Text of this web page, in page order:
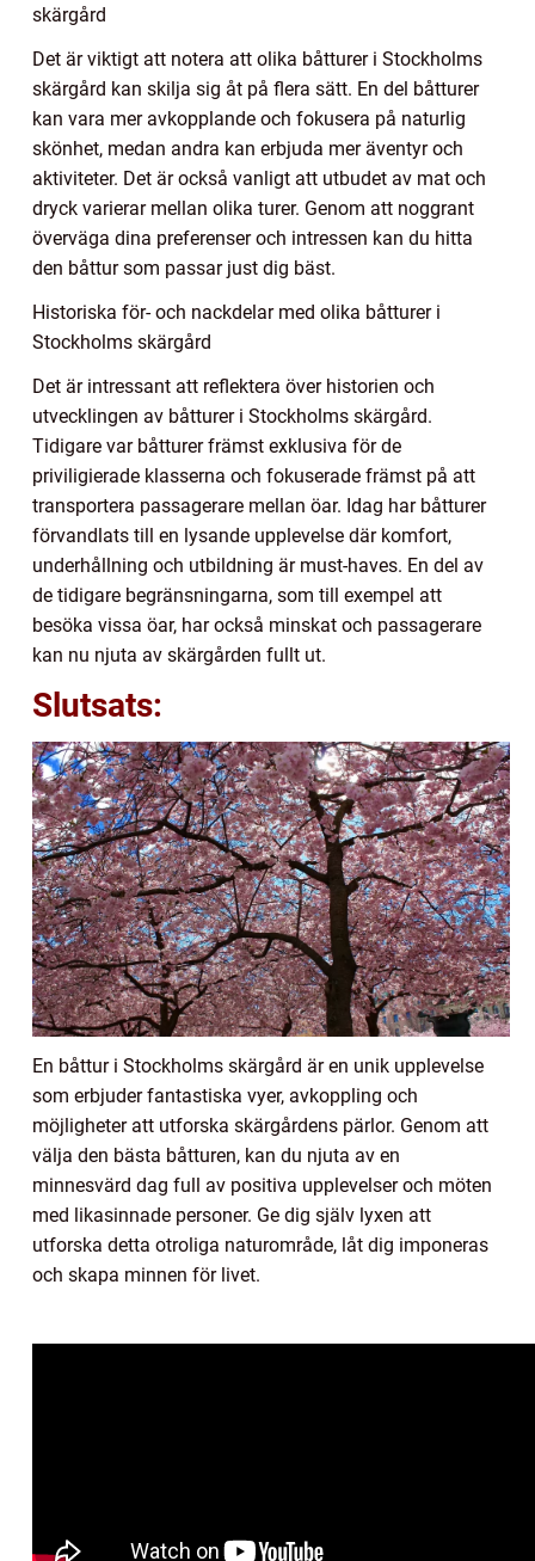
skärgård
Det är viktigt att notera att olika båtturer i Stockholms
skärgård kan skilja sig åt på flera sätt. En del båtturer
kan vara mer avkopplande och fokusera på naturlig
skönhet, medan andra kan erbjuda mer äventyr och
aktiviteter. Det är också vanligt att utbudet av mat och
dryck varierar mellan olika turer. Genom att noggrant
överväga dina preferenser och intressen kan du hitta
den båttur som passar just dig bäst.
Historiska för- och nackdelar med olika båtturer i
Stockholms skärgård
Det är intressant att reflektera över historien och
utvecklingen av båtturer i Stockholms skärgård.
Tidigare var båtturer främst exklusiva för de
priviligierade klasserna och fokuserade främst på att
transportera passagerare mellan öar. Idag har båtturer
förvandlats till en lysande upplevelse där komfort,
underhållning och utbildning är must-haves. En del av
de tidigare begränsningarna, som till exempel att
besöka vissa öar, har också minskat och passagerare
kan nu njuta av skärgården fullt ut.
Slutsats:
En båttur i Stockholms skärgård är en unik upplevelse
som erbjuder fantastiska vyer, avkoppling och
möjligheter att utforska skärgårdens pärlor. Genom att
välja den bästa båtturen, kan du njuta av en
minnesvärd dag full av positiva upplevelser och möten
med likasinnade personer. Ge dig själv lyxen att
utforska detta otroliga naturområde, låt dig imponeras
och skapa minnen för livet.